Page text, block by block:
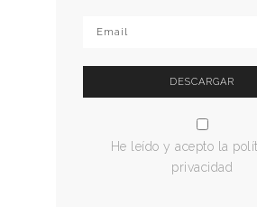
He leído y acepto la
privacidad